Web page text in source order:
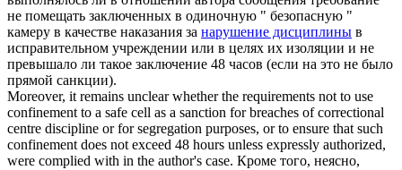
не помещать заключенных в одиночную " безопасную "
камеру в качестве наказания за нарушение дисциплины в
исправительном учреждении или в целях их изоляции и не
превышало ли такое заключение 48 часов (если на это не было
прямой санкции).
Moreover, it remains unclear whether the requirements not to use
confinement to a safe cell as a sanction forbreaches ofcorrectional
centre discipline or for segregation purposes, or to ensure that such
confinement does not exceed 48 hours unless expressly authorized,
were complied with in the author's case. Кроме того, неясно,